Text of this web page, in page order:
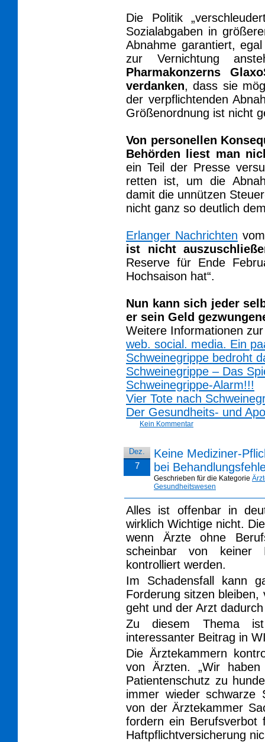
Die Politik
Sozialabgaben in
Abnahme garantiert,
zur Vernichtung
Pharmakonzerns
verdanken, dass sie
der verpflichtenden
Größenordnung ist nicht
Von personellen
Behörden liest man
ein Teil der Presse
retten ist, um die
damit die unnützen
nicht ganz so deutlich
Erlanger Nachrichten
ist nicht
Reserve für Ende
Hochsaison hat“.
Nun kann sich jeder
er sein Geld
Weitere Informationen
web. social. media. Ein
Schweinegrippe bedroht
Schweinegrippe – Das
Schweinegrippe-Alarm!!!
Vier Tote nach
Der Gesundheits- und
Kein Kommentar
Dez.
7
Keine Mediziner-
bei
Geschrieben für die Kategorie
Gesundheitswesen
Alles ist offenbar in
wirklich Wichtige nicht.
wenn Ärzte ohne
scheinbar von keiner
kontrolliert werden.
Im Schadensfall kann
Forderung sitzen
geht und der Arzt
Zu diesem Thema
interessanter Beitrag in
Die Ärztekammern
von Ärzten. „Wir
Patientenschutz zu
immer wieder schwarze
von der Ärztekammer
fordern ein
Haftpflichtversicherung